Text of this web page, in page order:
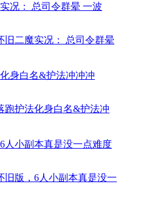
况： 总司令群晕 一波
身白名&护法冲冲冲
人小副本真是没一点难度